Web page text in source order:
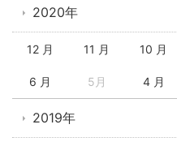
2020年
12 月 11 月 10 月
6 月 5月 4 月
2019年